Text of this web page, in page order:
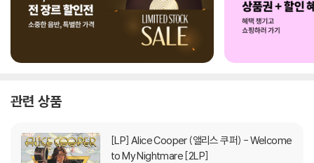
관련 상품
[LP]
to My Nightmare [2LP]